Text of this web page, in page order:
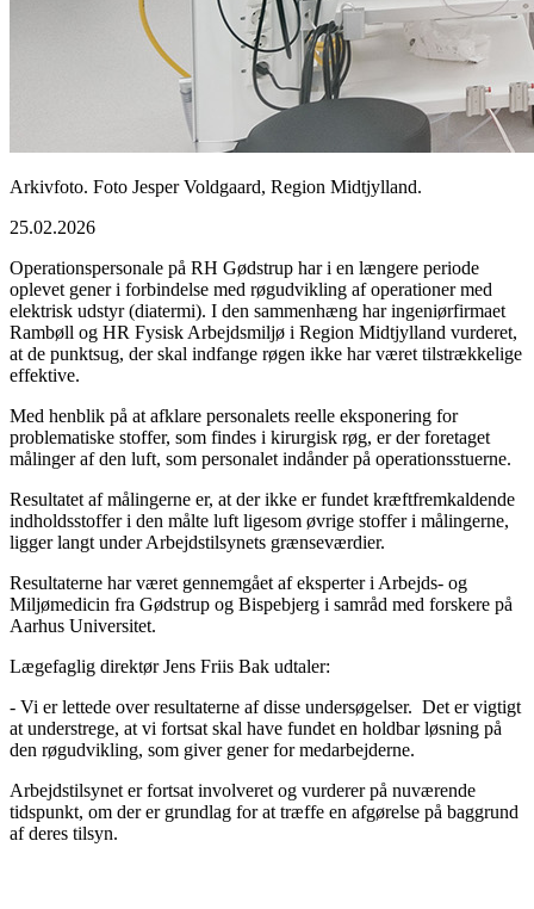
Arkivfoto. Foto Jesper Voldgaard, Region Midtjylland.
25.02.2026
Operationspersonale på RH Gødstrup har i en længere periode
oplevet gener i forbindelse med røgudvikling af operationer med
elektrisk udstyr (diatermi). I den sammenhæng har ingeniørfirmaet
Rambøll og HR Fysisk Arbejdsmiljø i Region Midtjylland vurderet,
at de punktsug, der skal indfange røgen ikke har været tilstrækkelige
effektive.
Med henblik på at afklare personalets reelle eksponering for
problematiske stoffer, som findes i kirurgisk røg, er der foretaget
målinger af den luft, som personalet indånder på operationsstuerne.
Resultatet af målingerne er, at der ikke er fundet kræftfremkaldende
indholdsstoffer i den målte luft ligesom øvrige stoffer i målingerne,
ligger langt under Arbejdstilsynets grænseværdier.
Resultaterne har været gennemgået af eksperter i Arbejds- og
Miljømedicin fra Gødstrup og Bispebjerg i samråd med forskere på
Aarhus Universitet.
Lægefaglig direktør Jens Friis Bak udtaler:
- Vi er lettede over resultaterne af disse undersøgelser. Det er vigtigt
at understrege, at vi fortsat skal have fundet en holdbar løsning på
den røgudvikling, som giver gener for medarbejderne.
Arbejdstilsynet er fortsat involveret og vurderer på nuværende
tidspunkt, om der er grundlag for at træffe en afgørelse på baggrund
af deres tilsyn.